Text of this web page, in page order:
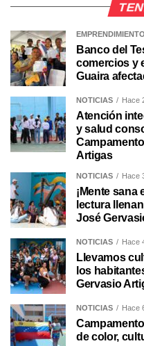
EMPRENDIMIENTO
Banco del
comercios y
Guaira
NOTICIAS Hace
Atención
y salud
Artigas
NOTICIAS Hace
¡Mente sana
lectura
José
NOTICIAS Hace
Llevamos
los
Gervasio
NOTICIAS Hace
de color,